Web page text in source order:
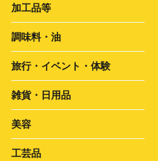
加工品等
調味料・油
旅行・イベント・体験
雑貨・日用品
美容
工芸品